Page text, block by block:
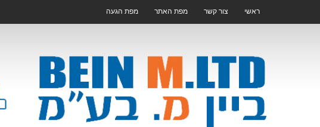
ראשי צור קשר מפת האתר מפת הגעה